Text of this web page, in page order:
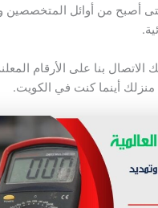
أصبح من أوائل المتخصصين
الاتصال بنا على الأرقام
أينما كنت في الكويت.